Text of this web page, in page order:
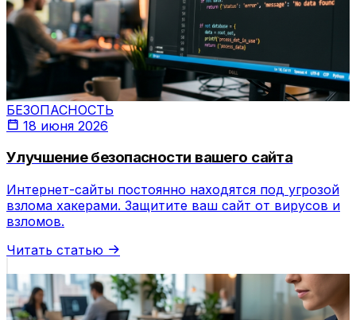
БЕЗОПАСНОСТЬ
18 июня 2026
Улучшение безопасности вашего сайта
Интернет-сайты постоянно находятся под угрозой
взлома хакерами. Защитите ваш сайт от вирусов и
взломов.
Читать статью